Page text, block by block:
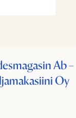
Ab –
Oy